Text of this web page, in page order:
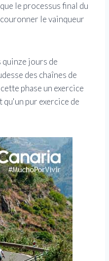
le processus final du
le vainqueur
quinze jours de
des chaînes de
phase un exercice
pur exercice de